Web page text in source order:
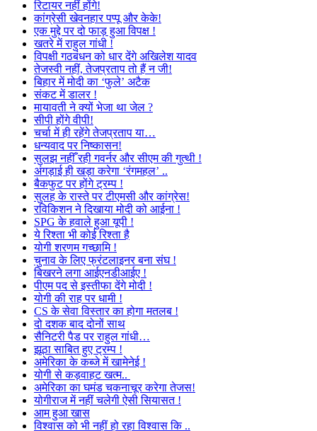
रिटायर नहीं होंगे!
कांग्रेसी खेवनहार पप्पू और केके!
एक मुद्दे पर दो फाड़ हुआ विपक्ष !
खतरे में राहुल गांधी !
विपक्षी गठबंधन को धार देंगे अखिलेश यादव
तेजस्वी नहीं, तेजप्रताप तो हैं न जी!
बिहार में मोदी का ‘फुले’ अटैक
संकट में डालर !
मायावती ने क्यों भेजा था जेल ?
सीपी होंगे वीपी!
चर्चा में ही रहेंगे तेजप्रताप या…
धन्यवाद पर निष्कासन!
सुलझ नहीँ रही गवर्नर और सीएम की गुत्थी !
अंगड़ाई ही खड़ा करेगा ‘रंगमहल’ ..
बैकफुट पर होंगे ट्रम्प !
सुलह के रास्ते पर टीएमसी और कांग्रेस!
रविकिशन ने दिखाया मोदी को आईना !
SPG के हवाले हुआ यूपी !
ये रिश्ता भी कोई रिश्ता है
योगी शरणम गच्छामि !
चुनाव के लिए फ्रंटलाइनर बना संघ !
बिखरने लगा आईएनडीआईए !
पीएम पद से इस्तीफा देंगे मोदी !
योगी की राह पर धामी !
CS के सेवा विस्तार का होगा मतलब !
दो दशक बाद दोनों साथ
सैनिटरी पैड पर राहुल गांधी…
झूठा साबित हुए ट्रम्प !
अमेरिका के कब्जे में खामेनेई !
योगी से कड़वाहट खत्म..
अमेरिका का घमंड चकनाचूर करेगा तेजस!
योगीराज में नहीं चलेगी ऐसी सियासत !
आम हुआ खास
विश्वास को भी नहीं हो रहा विश्वास कि ..